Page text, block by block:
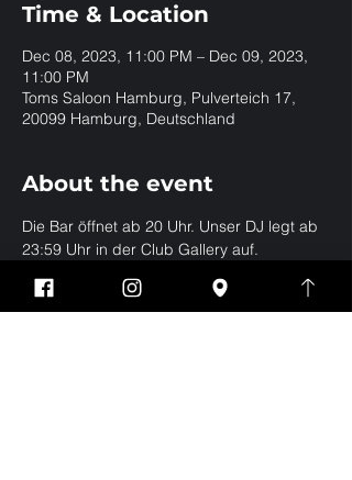
Time & Location
Dec 08, 2023, 11:00 PM – Dec 09, 2023,
11:00 PM
Toms Saloon Hamburg, Pulverteich 17,
20099 Hamburg, Deutschland
About the event
Die Bar öffnet ab 20 Uhr. Unser DJ legt ab
23:59 Uhr in der Club Gallery auf.
Share this event